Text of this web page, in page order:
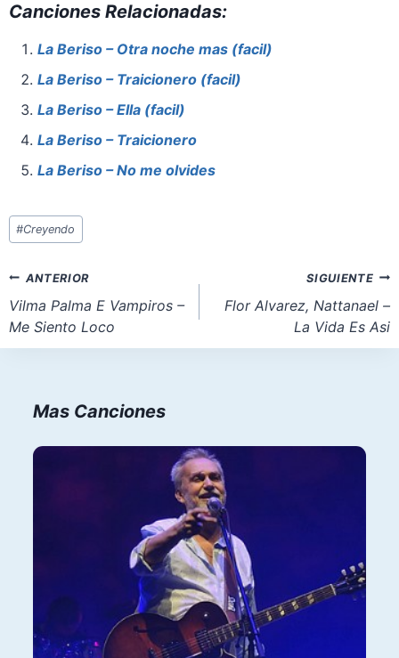
c
e
b
o
o
k
er
e
st
at
s
A
p
p
st
o
d
o
n
ai
l
e
Canciones Relacionadas:
La Beriso – Otra noche mas (facil)
La Beriso – Traicionero (facil)
La Beriso – Ella (facil)
La Beriso – Traicionero
La Beriso – No me olvides
Etiquetas
de
entrada:
#Creyendo
Navegación
de
entradas
ANTERIOR
Vilma Palma E Vampiros –
Me Siento Loco
SIGUIENTE
Flor Alvarez, Nattanael –
La Vida Es Asi
Mas Canciones